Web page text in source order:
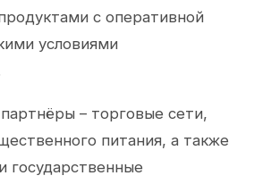
с оперативной
условиями
– торговые сети,
питания, а также
государственные